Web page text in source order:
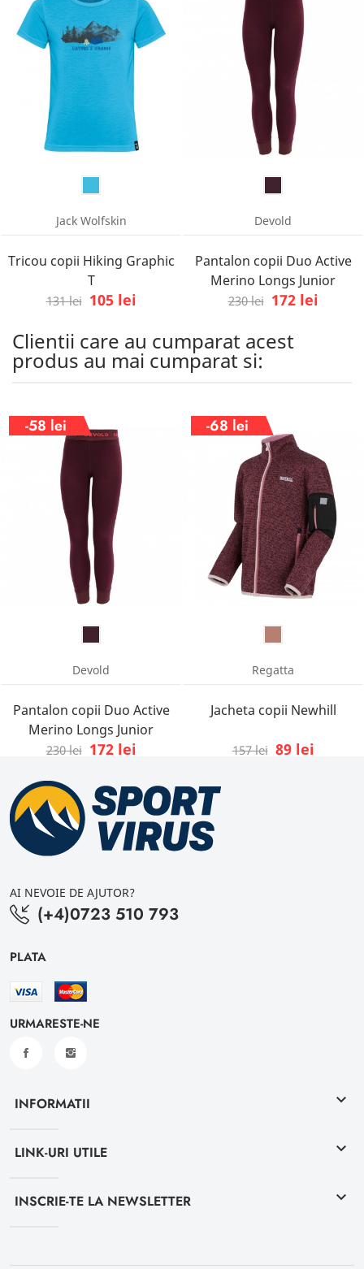
Jack Wolfskin
Tricou copii Hiking Graphic
T
131 lei 105 lei
Devold
Pantalon copii Duo Active
Merino Longs Junior
230 lei 172 lei
Clientii care au cumparat acest
produs au mai cumparat si:
-58 lei
Devold
Pantalon copii Duo Active
Merino Longs Junior
230 lei 172 lei
-68 lei
Regatta
Jacheta copii Newhill
157 lei 89 lei
AI NEVOIE DE AJUTOR?
(+4)0723 510 793
PLATA
URMARESTE-NE
INFORMATII keyboard_arrow_down
LINK-URI UTILE keyboard_arrow_down
INSCRIE-TE LA NEWSLETTER keyboard_arrow_down